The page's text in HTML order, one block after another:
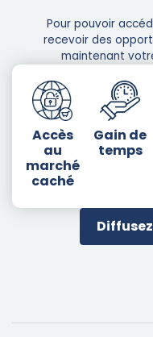
Pour pouvoir
recevoir des
maintenant
Accès
au
marché
caché
Gain de
temps